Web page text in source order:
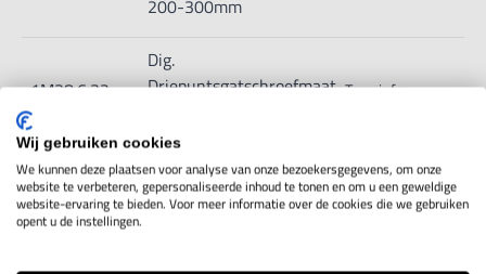
200-300mm
1M38.6.32
Dig.
Driepuntsgatschroefmaat Toon info
1M38.6.33
Dig.
Driepuntsgatschroefmaat
200-1000mm
Toon info
Wij gebruiken cookies
We kunnen deze plaatsen voor analyse van onze bezoekersgegevens, om onze
website te verbeteren, gepersonaliseerde inhoud te tonen en om u een geweldige
website-ervaring te bieden. Voor meer informatie over de cookies die we gebruiken
opent u de instellingen.